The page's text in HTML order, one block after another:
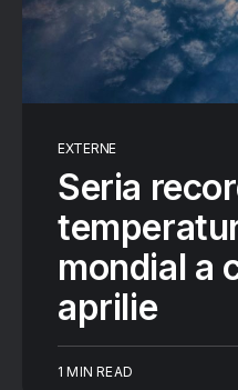
EXTERNE
Seria
mondial a
aprilie
1 MIN READ